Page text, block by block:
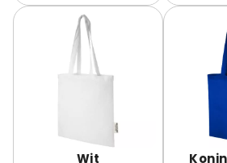
Wit